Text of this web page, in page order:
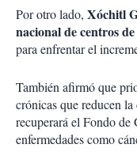
Por otro lado, Xóchitl
nacional de centros
para enfrentar el
También afirmó que
crónicas que reducen
recuperará el Fondo de
enfermedades como